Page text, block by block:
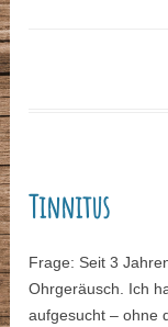
Tinnitus
Frage: Seit 3
Ohrgeräusch. Ich
aufgesucht – ohne